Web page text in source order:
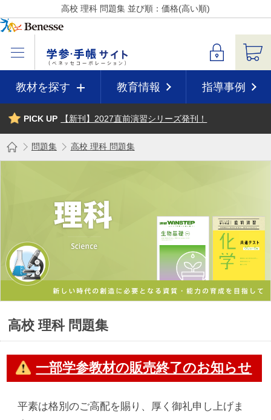
高校 理科 問題集 並び順：価格(高い順)
教材を探す 教育情報 指導事例
PICK UP 【新刊】2027直前演習シリーズ発刊！
問題集 高校 理科 問題集
高校 理科 問題集
一部学参教材の販売終了のお知らせ
平素は格別のご高配を賜り、厚く御礼申し上げま